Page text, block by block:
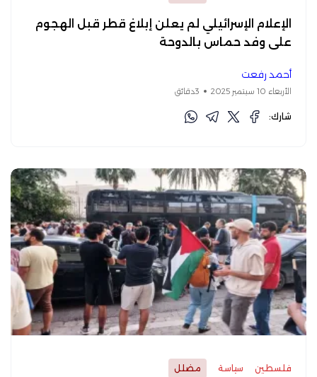
الإعلام الإسرائيلي لم يعلن إبلاغ قطر قبل الهجوم
على وفد حماس بالدوحة
أحمد رفعت
الأربعاء 10 سبتمبر 2025 3دقائق
شارك:
فلسطين سياسة مضلل